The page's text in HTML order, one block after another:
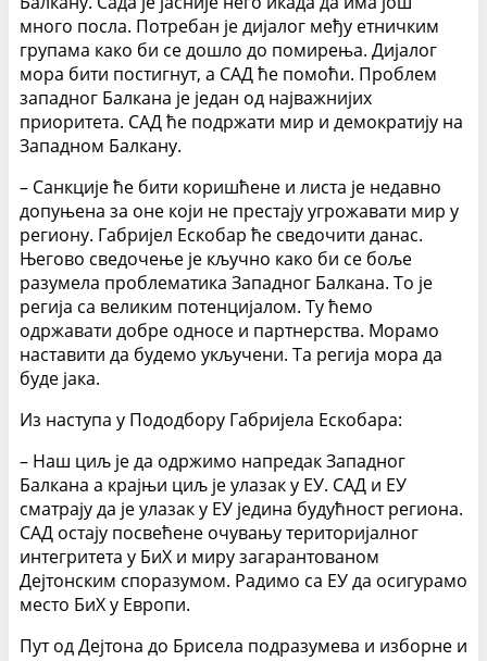
много посла. Потребан је дијалог међу етничким
групама како би се дошло до помирења. Дијалог
мора бити постигнут, а САД ће помоћи. Проблем
западног Балкана је један од најважнијих
приоритета. САД ће подржати мир и демократију на
Западном Балкану.
– Санкције ће бити коришћене и листа је недавно
допуњена за оне који не престају угрожавати мир у
региону. Габријел Ескобар ће сведочити данас.
Његово сведочење је кључно како би се боље
разумела проблематика Западног Балкана. То је
регија са великим потенцијалом. Ту ћемо
одржавати добре односе и партнерства. Морамо
наставити да будемо укључени. Та регија мора да
буде јака.
Из наступа у Пододбору Габријела Ескобара:
– Наш циљ је да одржимо напредак Западног
Балкана а крајњи циљ је улазак у ЕУ. САД и ЕУ
сматрају да је улазак у ЕУ једина будућност региона.
САД остају посвећене очувањутериторијалног
интегритета у БиХ и миру загарантованом
Дејтонским споразумом. Радимо са ЕУ да осигурамо
место БиХ у Европи.
Пут од Дејтона до Брисела подразумева и изборне и